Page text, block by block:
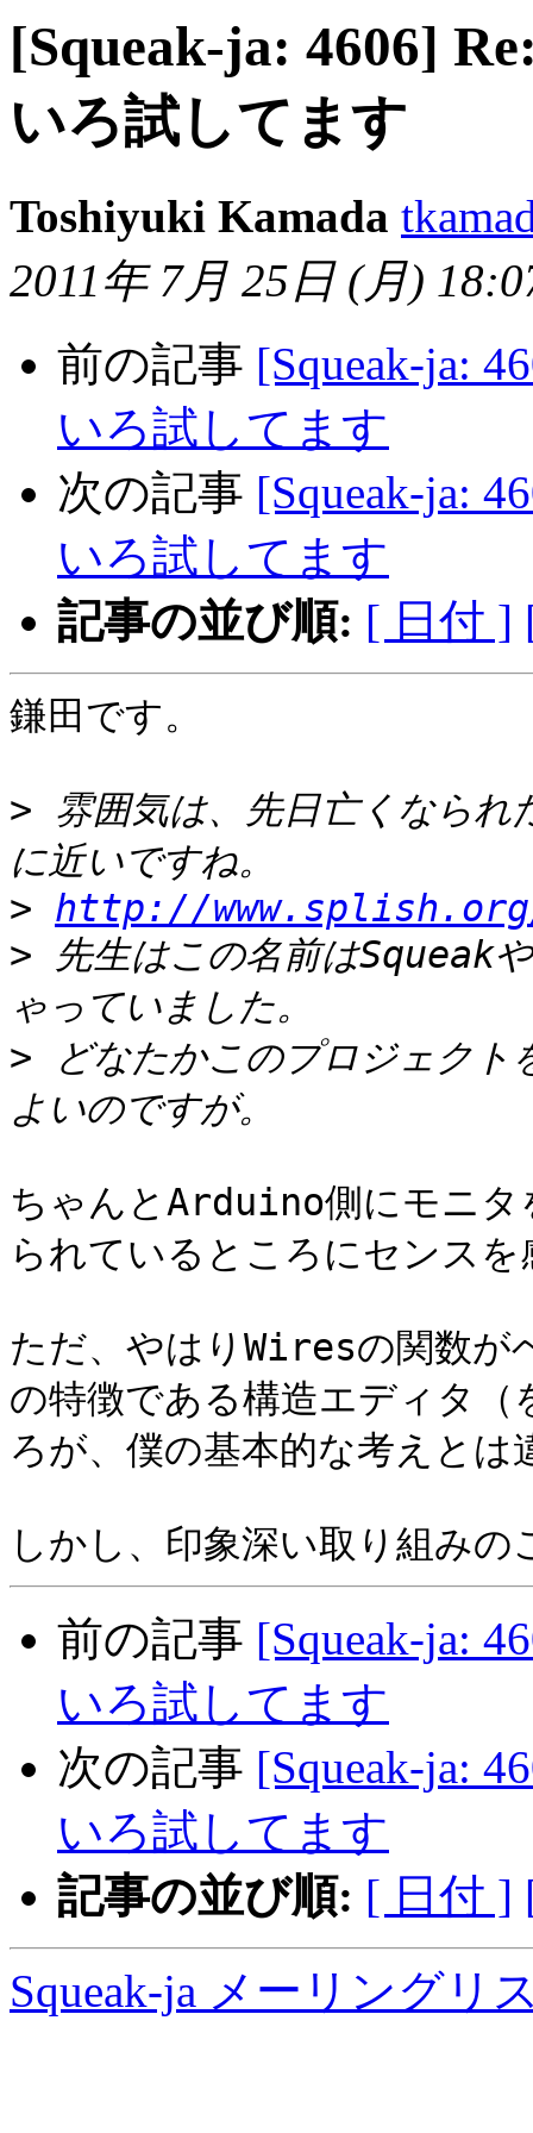
[Squeak-ja: 4606]
いろ試してます
Toshiyuki Kamada
2011年 7月 25日 (月)
前の記事 [Squeak-ja:
いろ試してます
次の記事 [Squeak-ja:
いろ試してます
記事の並び順: [ 日付 ]
鎌田です。
> 雰囲気は、先日亡くなら
> http://
> 先生はこの名前はSqueak
> どなたかこのプロジェクト
ちゃんとArduino側にモニタ
られているところにセンス
ただ、やはりWiresの関数
の特徴である構造エディタ
ろが、僕の基本的な考えとは
前の記事 [Squeak-ja:
いろ試してます
次の記事 [Squeak-ja:
いろ試してます
記事の並び順: [ 日付 ]
Squeak-ja メーリングリ